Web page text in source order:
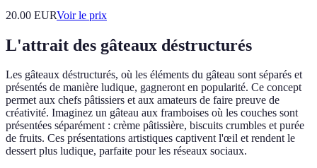
20.00 EURVoir le prix
L'attrait des gâteaux déstructurés
Les gâteaux déstructurés, où les éléments du gâteau sont séparés et
présentés de manière ludique, gagneront en popularité. Ce concept
permet aux chefs pâtissiers et aux amateurs de faire preuve de
créativité. Imaginez un gâteau aux framboises où les couches sont
présentées séparément : crème pâtissière, biscuits crumbles et purée
de fruits. Ces présentations artistiques captivent l'œil et rendent le
dessert plus ludique, parfaite pour les réseaux sociaux.